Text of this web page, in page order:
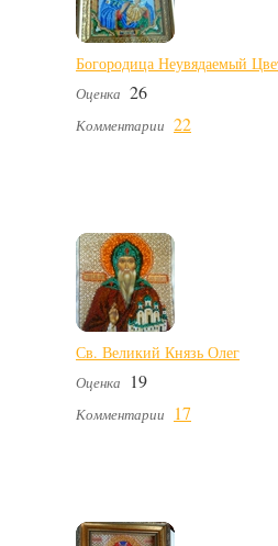
Богородица Неувядаемый
Оценка 26
Комментарии 22
Св. Великий Князь Олег
Оценка 19
Комментарии 17